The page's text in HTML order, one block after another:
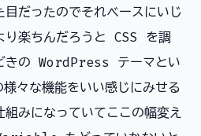
だったのでそれベースにいじ
り楽ちんだろうと CSS を調
きの WordPress テーマとい
々な機能をいい感じにみせる
みになっていてここの幅変え